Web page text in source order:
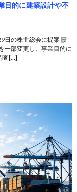
目的に建築設計や不
日の株主総会に提案 霞
一部変更し、事業目的に
査[…]